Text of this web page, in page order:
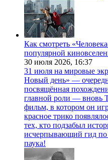
Как смотреть
популярной
30 июля 2026, 16:37
31 июля на мировые
Новый день» —
посвящённая
главной роли — вновь
фильм, в котором он
красное трико
тех, кто подзабыл
исчерпывающий гид по
паука!